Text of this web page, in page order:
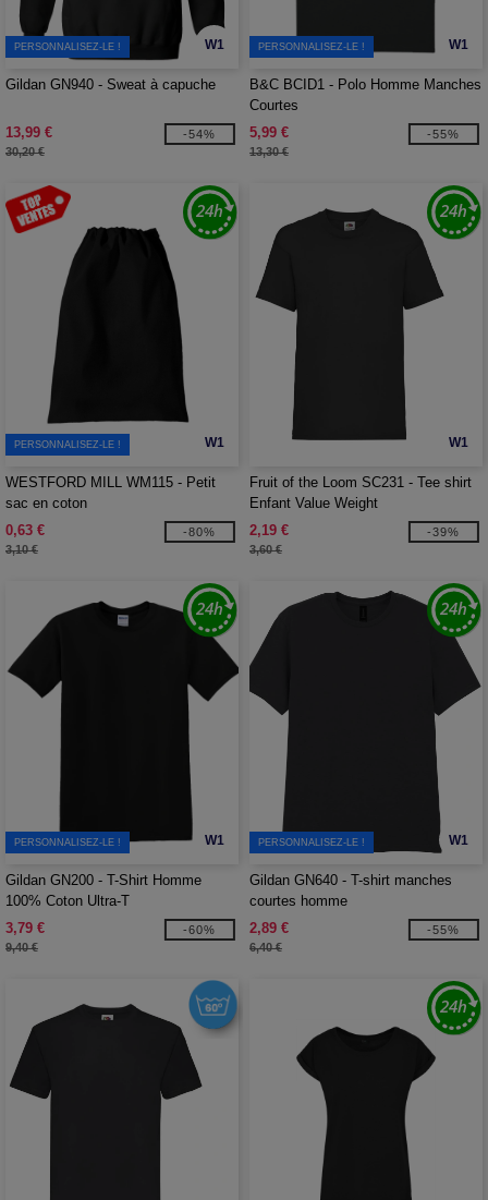
W1
PERSONNALISEZ-LE !
Gildan GN940 - Sweat à capuche
13,99 €
30,20 €
-54%
W1
PERSONNALISEZ-LE !
B&C BCID1 - Polo Homme Manches
Courtes
5,99 €
13,30 €
-55%
W1
PERSONNALISEZ-LE !
WESTFORD MILL WM115 - Petit
sac en coton
0,63 €
3,10 €
-80%
W1
Fruit of the Loom SC231 - Tee shirt
Enfant Value Weight
2,19 €
3,60 €
-39%
W1
PERSONNALISEZ-LE !
Gildan GN200 - T-Shirt Homme
100% Coton Ultra-T
3,79 €
9,40 €
-60%
W1
PERSONNALISEZ-LE !
Gildan GN640 - T-shirt manches
courtes homme
2,89 €
6,40 €
-55%